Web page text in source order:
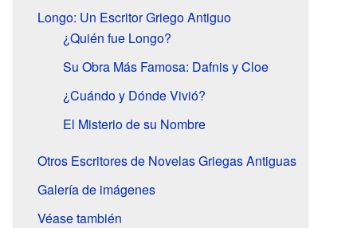
Longo: Un Escritor Griego Antiguo
¿Quién fue Longo?
Su Obra Más Famosa: Dafnis y Cloe
¿Cuándo y Dónde Vivió?
El Misterio de su Nombre
Otros Escritores de Novelas Griegas Antiguas
Galería de imágenes
Véase también